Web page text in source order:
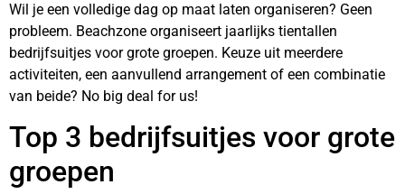
Wil je een volledige dag op maat laten organiseren? Geen
probleem. Beachzone organiseert jaarlijks tientallen
bedrijfsuitjes voor grote groepen. Keuze uit meerdere
activiteiten, een aanvullend arrangement of een combinatie
van beide? No big deal for us!
Top 3 bedrijfsuitjes voor grote
groepen